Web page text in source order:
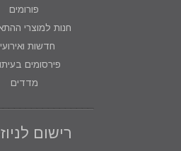
פורומים
חנות למוצרי
חדשות
פירסומים
מדדים
רישום